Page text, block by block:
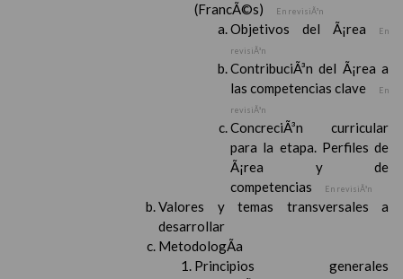
(FrancÃ©s) En revisiÃ³n
Objetivos del Ã¡rea
En
revisiÃ³n
ContribuciÃ³n del Ã¡rea a
las competencias clave
En
revisiÃ³n
ConcreciÃ³n curricular
para la etapa. Perfiles de
Ã¡rea y de
competencias
En revisiÃ³n
Valores y temas transversales a
desarrollar
MetodologÃ­a
Principios generales